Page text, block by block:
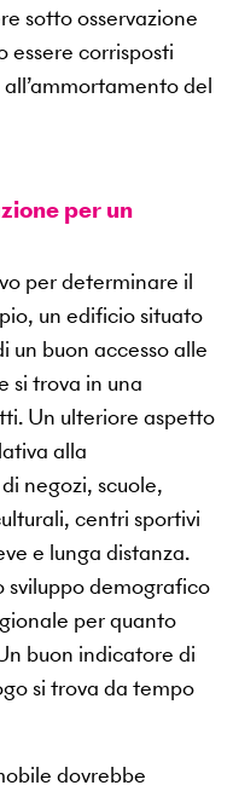
sotto osservazione
essere corrisposti
del
per un
per determinare il
un edificio situato
un buon accesso alle
si trova in una
Un ulteriore aspetto
alla
negozi, scuole,
centri sportivi
e lunga distanza.
sviluppo demografico
per quanto
buon indicatore di
si trova da tempo
dovrebbe